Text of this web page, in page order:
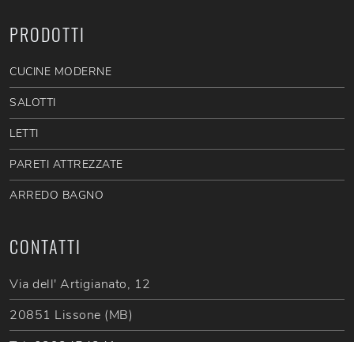
PRODOTTI
CUCINE MODERNE
SALOTTI
LETTI
PARETI ATTREZZATE
ARREDO BAGNO
CONTATTI
Via dell' Artigianato, 12
20851 Lissone (MB)